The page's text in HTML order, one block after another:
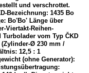
und verschrottet.
Bezeichnung: 1435 Bo
Bo'Bo' Länge über
Viertakt-Reihen-
vom Typ ČKD
(Zylinder-Ø 230 mm /
12,5 : 1
(ohne Generator):